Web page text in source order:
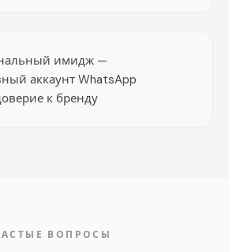
имидж —
аккаунт WhatsApp
к бренду
ВОПРОСЫ